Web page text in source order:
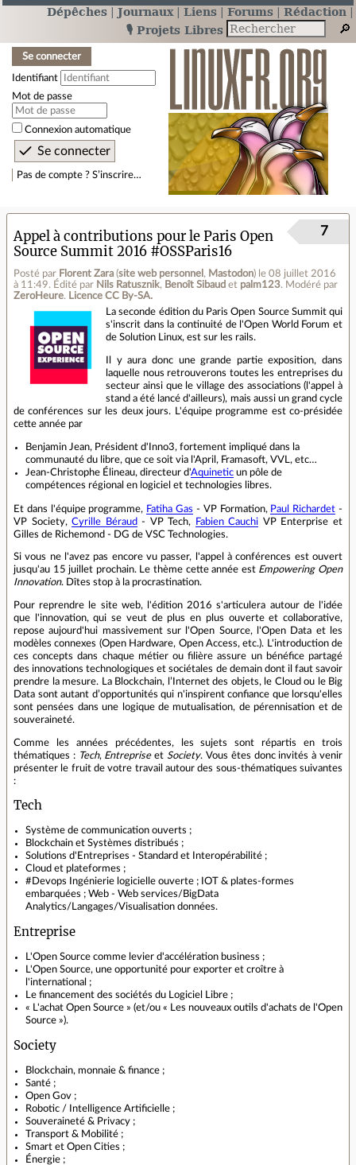
Dépêches Journaux Liens Forums
Rédaction
🎙️ Projets Libres
Se connecter
Identifiant
Mot de passe
Connexion automatique
Pas de compte ? S’inscrire…
Appel à contributions pour le Paris Open
Source Summit 2016 #OSSParis16
Posté par Florent Zara (site web personnel , Mastodon) le 08 juillet 2016
à 11:49. Édité par Nils Ratusznik, Benoît Sibaud et palm123. Modéré par
ZeroHeure. Licence CC By‑SA.
7
La seconde édition du Paris Open Source Summit qui
s'inscrit dans la continuité de l'Open World Forum et
de Solution Linux, est sur les rails.
Il y aura donc une grande partie exposition, dans
laquelle nous retrouverons toutes les entreprises du
secteur ainsi que le village des associations (l'appel à
stand a été lancé d'ailleurs), mais aussi un grand cycle
de conférences sur les deux jours. L'équipe programme est co-présidée
cette année par
Benjamin Jean, Président d'Inno3, fortement impliqué dans la
communauté du libre, que ce soit via l'April, Framasoft, VVL, etc…
Jean-Christophe Élineau, directeur d'Aquinetic un pôle de
compétences régional en logiciel et technologies libres.
Et dans l'équipe programme, Fatiha Gas - VP Formation, Paul Richardet -
VP Society,Cyrille Béraud - VP Tech, Fabien Cauchi VP Enterprise et
Gilles de Richemond - DG de VSC Technologies.
Si vous ne l'avez pas encore vu passer, l'appel à conférences est ouvert
jusqu'au 15 juillet prochain. Le thème cette année est Empowering Open
Innovation. Dîtes stop à la procrastination.
Pour reprendre le site web, l'édition 2016 s'articulera autour de l'idée
que l'innovation, qui se veut de plus en plus ouverte et collaborative,
repose aujourd'hui massivement sur l'Open Source, l'Open Data et les
modèles connexes (Open Hardware, Open Access, etc.). L'introduction de
ces concepts dans chaque métier ou filière assure un bénéfice partagé
des innovations technologiques et sociétales de demain dont il faut savoir
prendre la mesure. La Blockchain, l’Internet des objets, le Cloud ou le Big
Data sont autant d’opportunités qui n'inspirent confiance que lorsqu'elles
sont pensées dans une logique de mutualisation, de pérennisation et de
souveraineté.
Comme les années précédentes, les sujets sont répartis en trois
thématiques : Tech, Entrepriseet Society. Vous êtes donc invités à venir
présenter le fruit de votre travail autour des sous-thématiques suivantes
:
Tech
Système de communication ouverts ;
Blockchain et Systèmes distribués ;
Solutions d'Entreprises - Standard et Interopérabilité ;
Cloud et plateformes ;
#Devops Ingénierie logicielle ouverte ; IOT & plates-formes
embarquées ; Web - Web services/BigData
Analytics/Langages/Visualisation données.
Entreprise
L'Open Source comme levier d'accélération business ;
L'Open Source, une opportunité pour exporter et croître à
l'international ;
Le financement des sociétés du Logiciel Libre ;
« L'achat Open Source » (et/ou « Les nouveaux outils d'achats de l'Open
Source »).
Society
Blockchain, monnaie & finance ;
Santé ;
Open Gov ;
Robotic / Intelligence Artificielle ;
Souveraineté & Privacy ;
Transport & Mobilité ;
Smart et Open Cities ;
Énergie ;